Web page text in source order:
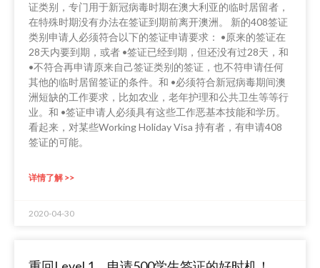
证类别，专门用于新冠病毒时期在澳大利亚的临时居留者，
在特殊时期没有办法在签证到期前离开澳洲。 新的408签证
类别申请人必须符合以下的签证申请要求： •原来的签证在
28天内要到期，或者 •签证已经到期，但还没有过28天，和
•不符合再申请原来自己签证类别的签证，也不符申请任何
其他的临时居留签证的条件。和 •必须符合新冠病毒期间澳
洲短缺的工作要求，比如农业，老年护理和公共卫生等等行
业。和 •签证申请人必须具有这些工作恶基本技能和学历。
看起来，对某些Working Holiday Visa 持有者，有申请408
签证的可能。
详情了解 >>
2020-04-30